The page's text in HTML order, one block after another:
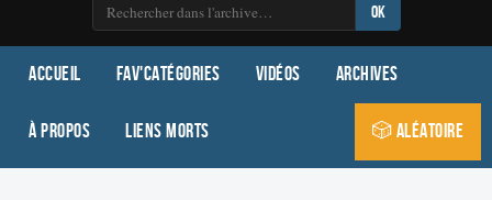
OK
Accueil Fav'Catégories Vidéos Archives
À propos Liens morts 🎲 Aléatoire